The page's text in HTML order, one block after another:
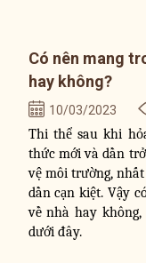
Có nên mang
hay không?
10/03/2023
Thi thể sau khi
thức mới và dần
vệ môi trường,
dần cạn kiệt. Vậy
về nhà hay
dưới đây.